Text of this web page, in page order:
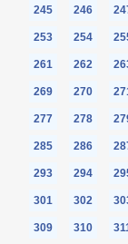
245 246
253 254
261 262
269 270
277 278
285 286
293 294
301 302
309 310